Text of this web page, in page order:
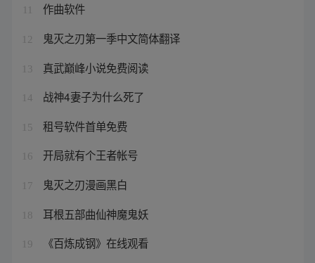
作曲软件
12 鬼灭之刃第一季中文简体翻译
13 真武巅峰小说免费阅读
14 战神4妻子为什么死了
15 租号软件首单免费
16 开局就有个王者帐号
17 鬼灭之刃漫画黑白
18 耳根五部曲仙神魔鬼妖
19 《百炼成钢》在线观看